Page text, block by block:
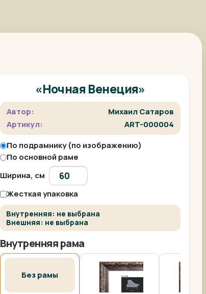
«Ночная Венеция»
Автор:
Михаил Сатаров
Артикул:
ART-000004
По подрамнику (по изображению)
По основной раме
Ширина, см
Жесткая упаковка
Внутренняя: не выбрана
Внешняя: не выбрана
Внутренняя рама
Без рамы